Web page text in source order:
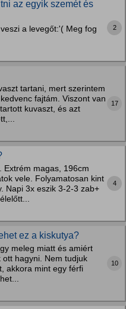
az egyik szemét és
a levegőt:'( Meg fog
2
tartani, mert szerintem
fajtám. Viszont van
kuvaszt, és azt
17
Extrém magas, 196cm
vele. Folyamatosan kint
Napi 3x eszik 3-2-3 zab+
4
ez a kiskutya?
meleg miatt és amiért
hagyni. Nem tudjuk
akkora mint egy férfi
10